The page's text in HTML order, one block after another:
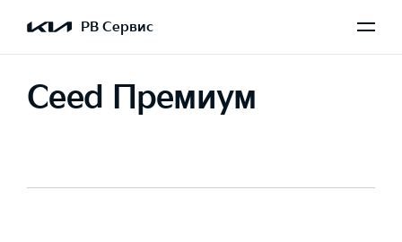
РВ Сервис
Ceed Премиум